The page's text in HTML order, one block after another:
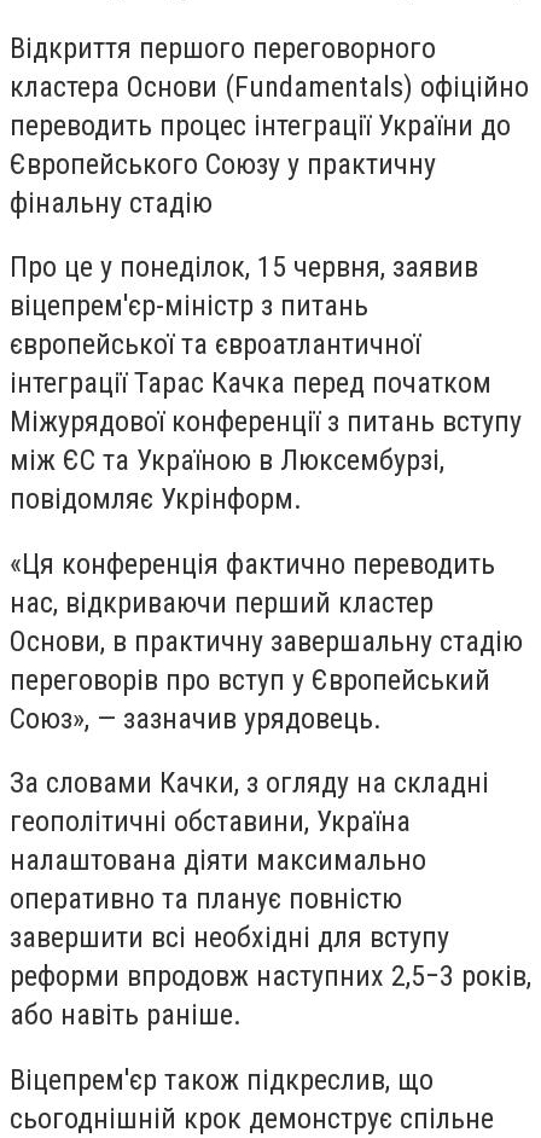
Відкриття першого переговорного
кластера Основи (Fundamentals) офіційно
переводить процес інтеграції України до
Європейського Союзу у практичну
фінальну стадію
Про це у понеділок, 15 червня, заявив
віцепрем'єр-міністр з питань
європейської та євроатлантичної
інтеграції Тарас Качка перед початком
Міжурядової конференції з питань вступу
між ЄС та Україною в Люксембурзі,
повідомляє Укрінформ.
«Ця конференція фактично переводить
нас, відкриваючи перший кластер
Основи, в практичну завершальну стадію
переговорів про вступ у Європейський
Союз», — зазначив урядовець.
За словами Качки, з огляду на складні
геополітичні обставини, Україна
налаштована діяти максимально
оперативно та планує повністю
завершити всі необхідні для вступу
реформи впродовж наступних 2,5−3 років,
або навіть раніше.
Віцепрем'єр також підкреслив, що
сьогоднішній крок демонструє спільне